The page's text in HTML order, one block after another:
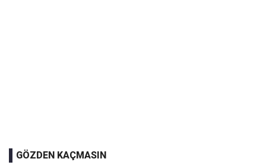
GÖZDEN KAÇMASIN